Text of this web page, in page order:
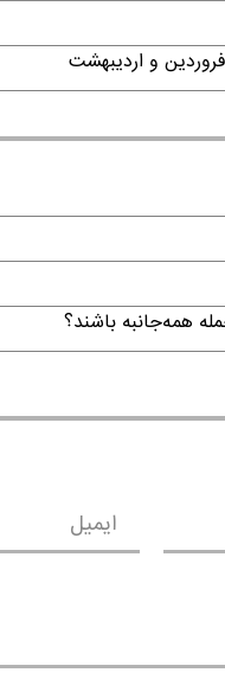
همه‌جانبه باشند؟
ایمیل